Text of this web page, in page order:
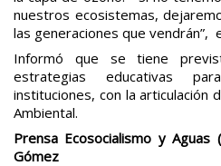
nuestros ecosistemas,
las generaciones que vendrán”,
Informó que se tiene
estrategias educativas
instituciones, con la articulación
Ambiental.
Prensa Ecosocialismo y
Gómez